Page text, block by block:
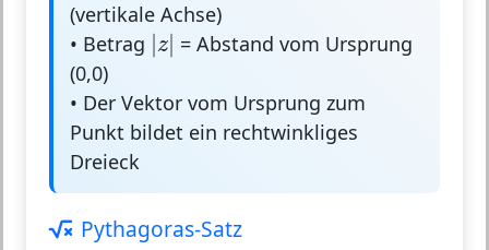
(vertikale Achse)
• Betrag
z
|z|= Abstand vom Ursprung
(0,0)
• Der Vektor vom Ursprung zum
Punkt bildet ein rechtwinkliges
Dreieck
Pythagoras-Satz